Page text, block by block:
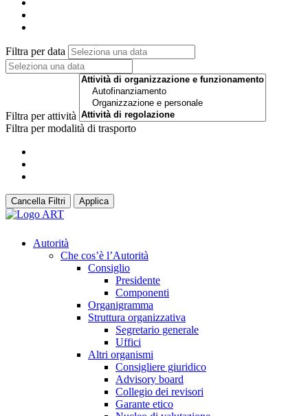
Filtra per data
Filtra per attività
Filtra per modalità di trasporto
Cancella Filtri Applica
Autorità
Che cos’è l’Autorità
Consiglio
Presidente
Componenti
Organigramma
Struttura organizzativa
Segretario generale
Uffici
Altri organismi
Consigliere giuridico
Advisory board
Collegio dei revisori
Garante etico